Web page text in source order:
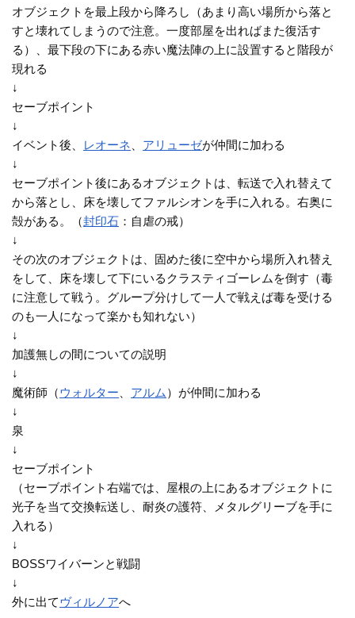
オブジェクトを最上段から降ろし（あまり高い場所から落と
すと壊れてしまうので注意。一度部屋を出ればまた復活す
る）、最下段の下にある赤い魔法陣の上に設置すると階段が
現れる
↓
セーブポイント
↓
イベント後、
レオーネ アリューゼが仲間に加わる
↓
セーブポイント後にあるオブジェクトは、転送で入れ替えて
から落とし、床を壊してファルシオンを手に入れる。右奥に
殻がある。（封印石 ：自虐の戒）
↓
その次のオブジェクトは、固めた後に空中から場所入れ替え
をして、床を壊して下にいるクラスティゴーレムを倒す（毒
に注意して戦う。グループ分けして一人で戦えば毒を受ける
のも一人になって楽かも知れない）
↓
加護無しの間についての説明
↓
魔術師（ウォルター アルム ）が仲間に加わる
↓
泉
↓
セーブポイント
（セーブポイント右端では、屋根の上にあるオブジェクトに
光子を当て交換転送し、耐炎の護符、メタルグリーブを手に
入れる）
↓
BOSSワイバーンと戦闘
↓
外に出てヴィルノアへ